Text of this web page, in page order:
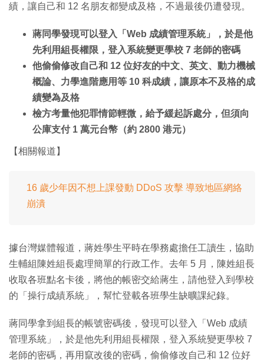
績，讓自己和 12 名朋友都變成及格，不過最後仍遭發現。
蔣同學發現可以登入「Web 成績管理系統」，於是他
先利用組長權限，登入系統變更學校 7 老師的密碼
他偷偷修改自己和 12 位好友的中文、英文、動力機械
概論、力學進階應用等 10 科成績，讓原本不及格的成
績變為及格
檢方考量他犯罪情節輕微，給予緩起訴處分，但須向
公庫支付 1 萬元台幣（約 2800 港元）
【相關報道】
16 歲少年因不想上課發動 DDoS 攻擊 導致地區網絡
崩潰
據台灣媒體報道，蔣姓學生平時在學務處擔任工讀生，協助
生輔組陳姓組長處理簡單的行政工作。去年 5 月，陳姓組長
收取各班點名卡後，將他的帳密交給蔣生，請他登入到學校
的「操行成績系統」，幫忙登載各班學生缺曠課紀錄。
蔣同學拿到組長的帳號密碼後，發現可以登入「Web 成績
管理系統」，於是他先利用組長權限，登入系統變更學校 7
老師的密碼，再用竄改後的密碼，偷偷修改自己和 12 位好